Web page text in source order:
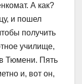
А как?
и пошел
получить
училище,
Тюмени. Пять
и, вот он,